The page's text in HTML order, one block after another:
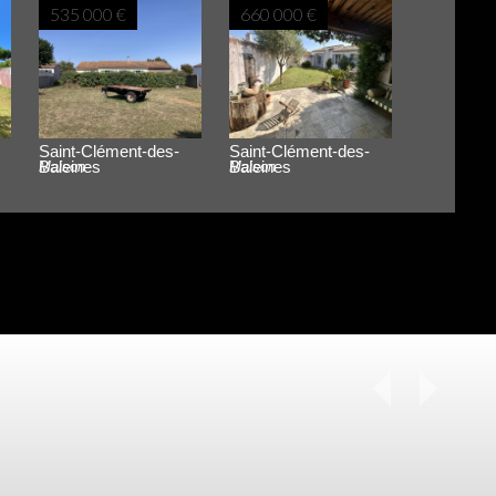
535 000 €
Saint-Clément-des-
Baleines
Maison
660 000 €
Saint-Clément-des-
Baleines
Maison